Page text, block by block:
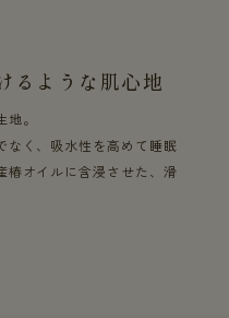
るような肌心地
。
なく、吸水性を高めて睡眠
椿オイルに含浸させた、滑